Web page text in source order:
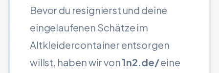
Bevor du resignierst und deine
eingelaufenen Schätze im
Altkleidercontainer entsorgen
willst, haben wir von1n2.de/eine